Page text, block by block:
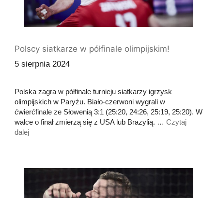
Polscy siatkarze w półfinale olimpijskim!
5 sierpnia 2024
Polska zagra w półfinale turnieju siatkarzy igrzysk
olimpijskich w Paryżu. Biało-czerwoni wygrali w
ćwierćfinale ze Słowenią 3:1 (25:20, 24:26, 25:19, 25:20). W
walce o finał zmierzą się z USA lub Brazylią. … Czytaj
dalej